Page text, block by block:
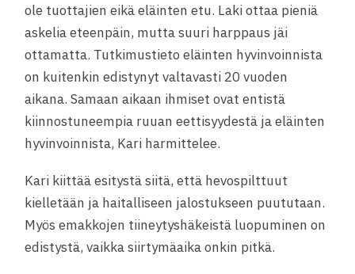
ole tuottajien eikä eläinten etu. Laki ottaa pieniä
askelia eteenpäin, mutta suuri harppaus jäi
ottamatta. Tutkimustieto eläinten hyvinvoinnista
on kuitenkin edistynyt valtavasti 20 vuoden
aikana. Samaan aikaan ihmiset ovat entistä
kiinnostuneempia ruuan eettisyydestä ja eläinten
hyvinvoinnista, Kari harmittelee.
Kari kiittää esitystä siitä, että hevospilttuut
kielletään ja haitalliseen jalostukseen puututaan.
Myös emakkojen tiineytyshäkeistä luopuminen on
edistystä, vaikka siirtymäaika onkin pitkä.